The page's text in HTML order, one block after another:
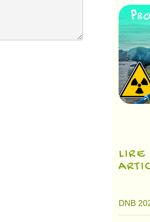
LIRE
DNB